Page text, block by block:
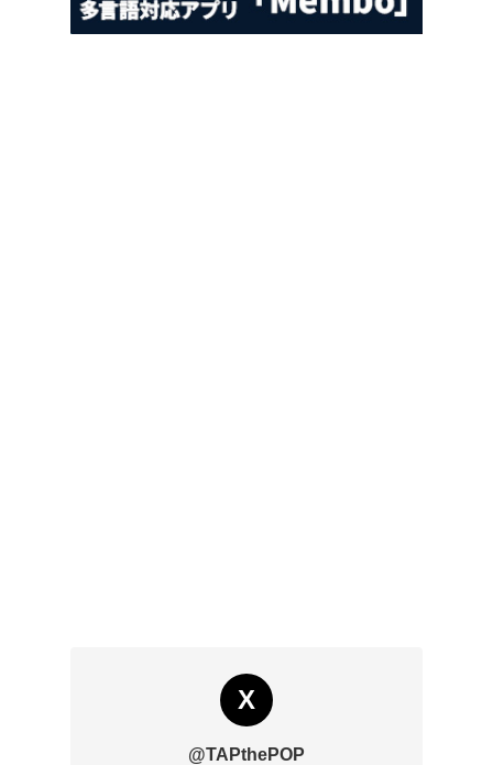
X
@TAPthePOP